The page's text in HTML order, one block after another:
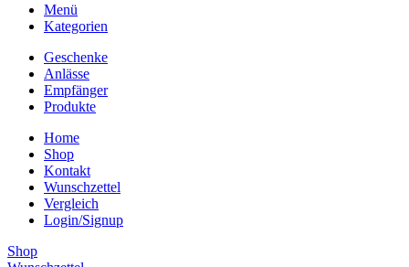
Menü
Kategorien
Geschenke
Anlässe
Empfänger
Produkte
Home
Shop
Kontakt
Wunschzettel
Vergleich
Login/Signup
Shop